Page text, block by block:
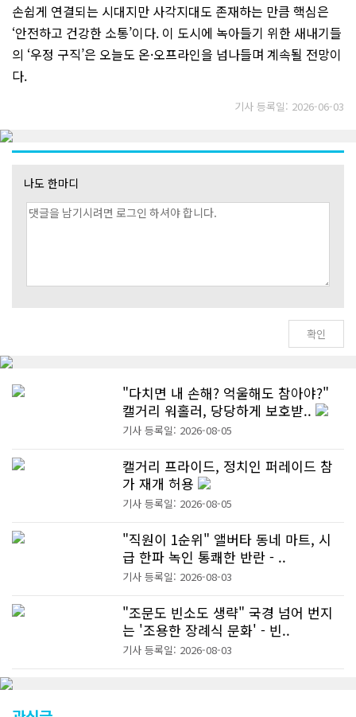
손쉽게 연결되는 시대지만 사각지대도 존재하는 만큼 핵심은
‘안전하고 건강한 소통’이다. 이 도시에 녹아들기 위한 새내기들
의 ‘우정 구직’은 오늘도 온·오프라인을 넘나들며 계속될 전망이
다.
기사 등록일: 2026-06-03
나도 한마디
"다치면 내 손해? 억울해도 참아야?"
캘거리 워홀러, 당당하게 보호받..
기사 등록일: 2026-08-05
캘거리 프라이드, 정치인 퍼레이드 참
가 재개 허용
기사 등록일: 2026-08-05
"직원이 1순위" 앨버타 동네 마트, 시
급 한파 녹인 통쾌한 반란 - ..
기사 등록일: 2026-08-03
"조문도 빈소도 생략" 국경 넘어 번지
는 '조용한 장례식 문화' - 빈..
기사 등록일: 2026-08-03